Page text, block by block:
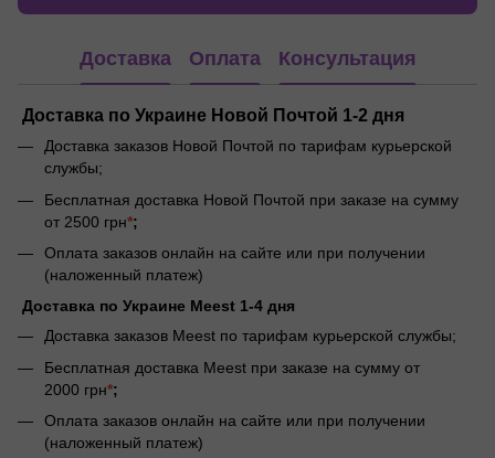
Доставка Оплата Консультация
Доставка по Украине Новой Почтой 1-2 дня
Доставка заказов Новой Почтой по тарифам курьерской
службы;
Бесплатная доставка Новой Почтой при заказе на сумму
от 2500 грн*;
Оплата заказов онлайн на сайте или при получении
(наложенный платеж)
Доставка по Украине Meest 1-4 дня
Доставка заказов Meest по тарифам курьерской службы;
Бесплатная доставка Meest при заказе на сумму от
2000 грн*;
Оплата заказов онлайн на сайте или при получении
(наложенный платеж)